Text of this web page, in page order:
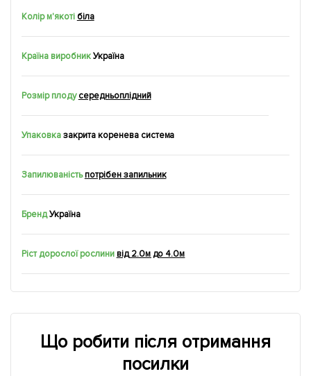
Колір м'якоті біла
Країна виробник Україна
Розмір плоду середньоплідний
Упаковказакрита коренева система
Запилюваність потрібен запильник
БрендУкраїна
Ріст дорослої рослини від 2.0м до 4.0м
Що робити після отримання
посилки